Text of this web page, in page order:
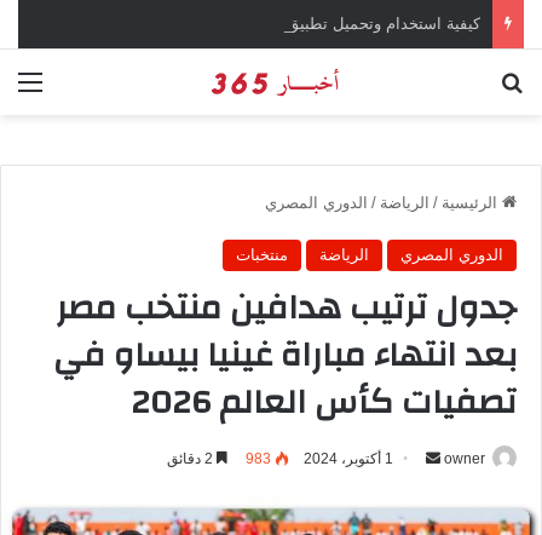
كيفية استخدام وتحميل تطبيق X تويتر سابقاً
الرئيسية / الرياضة / الدوري المصري
الدوري المصري الرياضة منتخبات
جدول ترتيب هدافين منتخب مصر
بعد انتهاء مباراة غينيا بيساو في
تصفيات كأس العالم 2026
owner
س
1 أكتوبر، 2024 983